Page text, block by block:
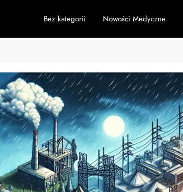
Bez kategorii Nowości Medyczne